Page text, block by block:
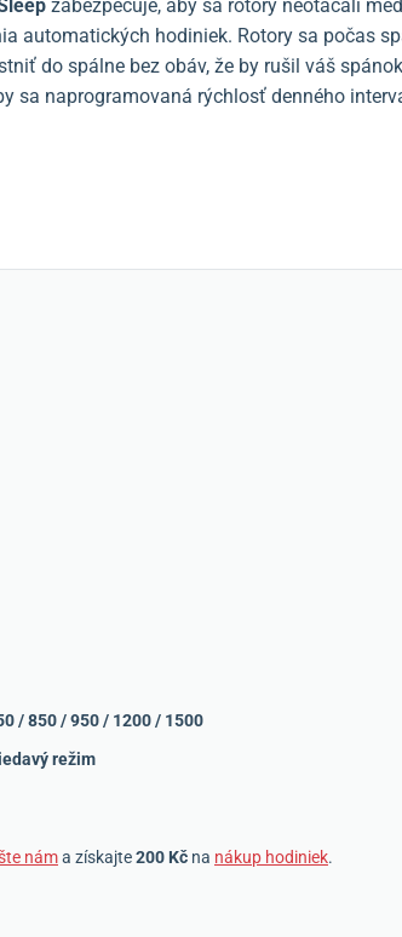
zabezpečuje, aby sa rotory neotáčali
automatických hodiniek. Rotory sa počas
do spálne bez obáv, že by rušil váš
sa naprogramovaná rýchlosť denného
/ 850 / 950 / 1200 / 1500
režim
náma získajte200 Kč na nákup hodiniek.